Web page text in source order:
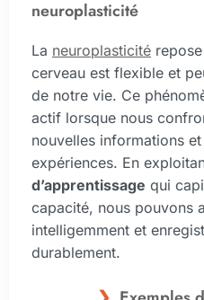
neuroplasticité
La neuroplasticité
cerveau est flexible et
de notre vie. Ce
actif lorsque nous
nouvelles informations
expériences. En
d’apprentissage qui
capacité, nous pouvons
intelligemment et
durablement.